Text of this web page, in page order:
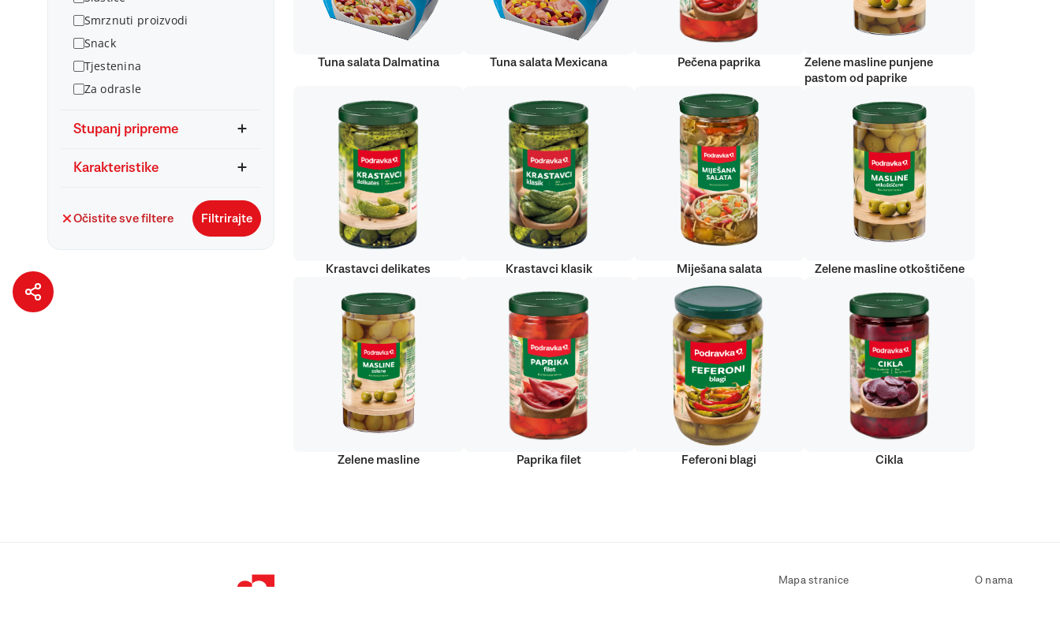
Smrznuti proizvodi
Snack
Tjestenina
Za odrasle
Stupanj pripreme
Karakteristike
Očistite sve filtere Filtrirajte
Tuna salata Dalmatina Tuna salata Mexicana Pečena paprika
Zelene masline punjene
pastom od paprike
Krastavci delikates Krastavci klasik Miješana salata Zelene masline otkoštičene
Zelene masline Paprika filet Feferoni blagi Cikla
Mapa stranice
O nama